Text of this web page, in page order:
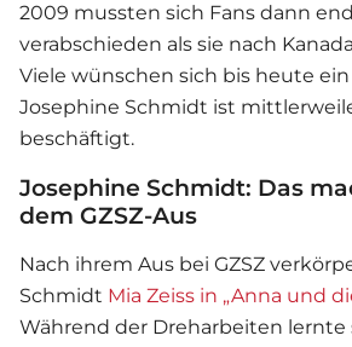
2009 mussten sich Fans dann
verabschieden als sie nach
Viele wünschen sich bis heute
Josephine Schmidt ist
beschäftigt.
Josephine Schmidt: Das
dem GZSZ-Aus
Nach ihrem Aus bei GZSZ
Schmidt Mia Zeiss in „Anna und
Während der Dreharbeiten lernte